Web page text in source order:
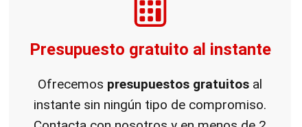
Presupuesto gratuito al instante
Ofrecemos presupuestos gratuitos al
instante sin ningún tipo de compromiso.